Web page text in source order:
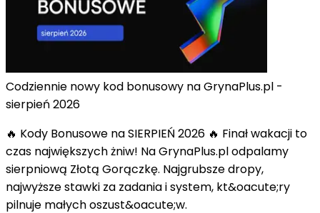
Codziennie nowy kod bonusowy na GrynaPlus.pl -
sierpień 2026
🔥 Kody Bonusowe na SIERPIEŃ 2026 🔥 Finał wakacji to
czas największych żniw! Na GrynaPlus.pl odpalamy
sierpniową Złotą Gorączkę. Najgrubsze dropy,
najwyższe stawki za zadania i system, kt&oacute;ry
pilnuje małych oszust&oacute;w.